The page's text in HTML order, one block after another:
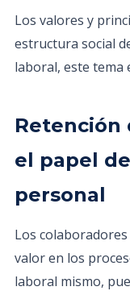
Los valores y
estructura social
laboral, este tema
Retención
el papel
personal
Los
valor en los
laboral mismo,